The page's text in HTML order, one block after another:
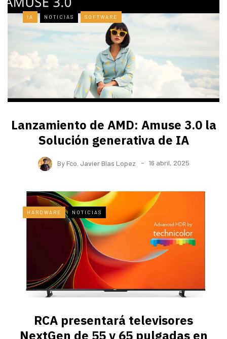
IA NOTICIAS SOFTWARE
Lanzamiento de AMD: Amuse 3.0 la
Solución generativa de IA
ByFco. Javier Blas Lopez 16 abril, 2025
HARDWARE NOTICIAS
RCA presentará televisores
NextGen de 55 y 65 pulgadas en